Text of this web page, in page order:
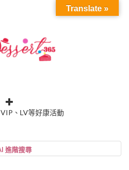
VIP、LV等好康活動
Translate »